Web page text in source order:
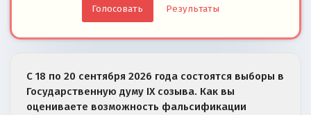
Результаты
С 18 по 20 сентября 2026 года состоятся выборы в
Государственную думу IX созыва. Как вы
оцениваете возможность фальсификации